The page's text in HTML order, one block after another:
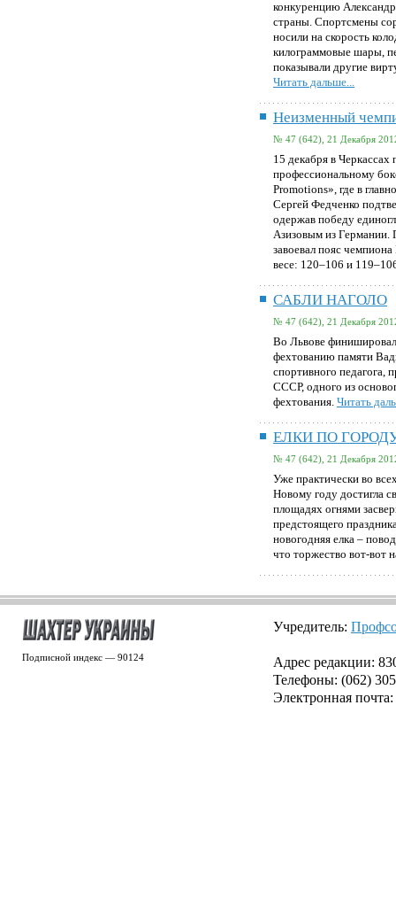
конкуренцию
страны. Спортсмены
носили на скорость
килограммовые шары,
показывали другие
Читать дальше...
Неизменный
№ 47 (642), 21 Декабря
15 декабря в
профессиональному
Promotions», где в
Сергей Федченко
одержав победу
Азизовым из Германии.
завоевал пояс
весе: 120–106 и
САБЛИ НАГОЛО
№ 47 (642), 21 Декабря
Во Львове
фехтованию памяти
спортивного педагога,
СССР, одного из
фехтования. Читать
ЕЛКИ ПО
№ 47 (642), 21 Декабря
Уже практически во
Новому году достигла
площадях огнями
предстоящего
новогодняя елка –
что торжество вот-вот
Подписной индекс — 90124
Учредитель:
Адрес редакции:
Телефоны: (062)
Электронная почта: